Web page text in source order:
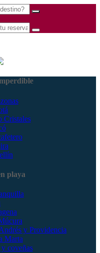
Cristales
playa
y Providencia
Marta
coveñas